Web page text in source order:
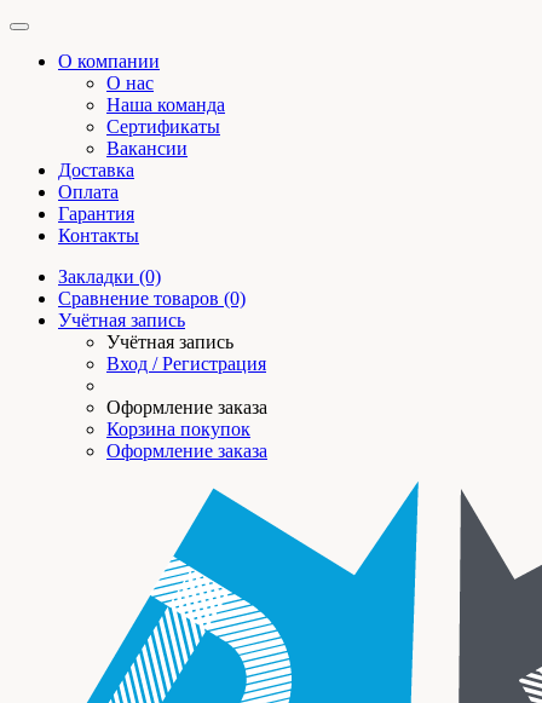
О компании
О нас
Наша команда
Сертификаты
Вакансии
Доставка
Оплата
Гарантия
Контакты
Закладки (0)
Сравнение товаров (0)
Учётная запись
Учётная запись
Вход / Регистрация
Оформление заказа
Корзина покупок
Оформление заказа